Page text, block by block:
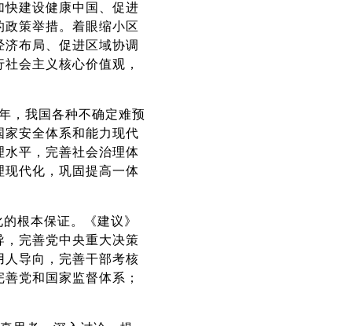
建设健康中国、促进
策举措。着眼缩小区
布局、促进区域协调
会主义核心价值观，
，我国各种不确定难预
安全体系和能力现代
平，完善社会治理体
代化，巩固提高一体
根本保证。《建议》
完善党中央重大决策
导向，完善干部考核
党和国家监督体系；